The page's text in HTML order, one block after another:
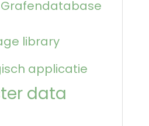
Grafendatabase
library
applicatie
data